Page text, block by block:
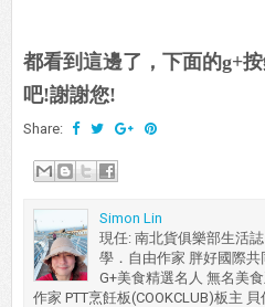
都看到這邊了，下面的g+
吧!謝謝您!
Share:
Simon Lin
現任: 南北貨俱樂部生活
學．自由作家 胖好國際共
G+美食精選名人 無名美
作家 PTT烹飪板(COOKCLUB)板主